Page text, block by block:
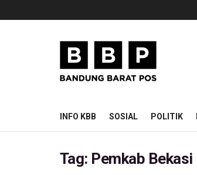
INFO KBB SOSIAL POLITIK
Tag: Pemkab Bekasi